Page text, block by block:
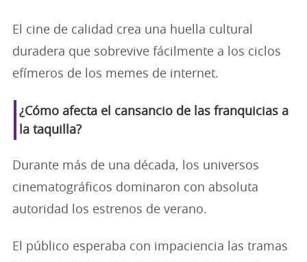
El cine de calidad crea una huella cultural
duradera que sobrevive fácilmente a los ciclos
efímeros de los memes de internet.
¿Cómo afecta el cansancio de las franquicias a
la taquilla?
Durante más de una década, los universos
cinematográficos dominaron con absoluta
autoridad los estrenos de verano.
El público esperaba con impaciencia las tramas